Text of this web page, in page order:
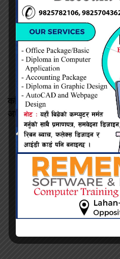
कमिशन नदिँदा दुःख दिइयो’ भन्ने
अध्यक्षद्वारा अस्वीकार